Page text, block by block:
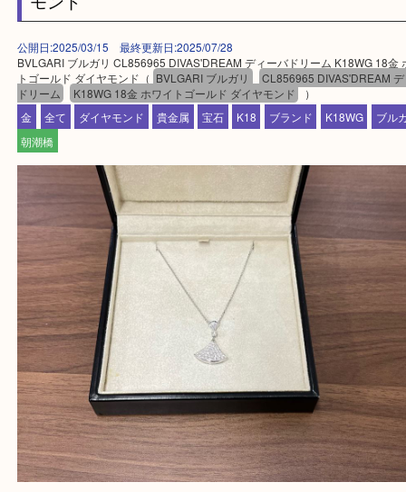
かった！と思っていただけるよう精一杯のご案内さ
だきます。
従業員一同ご来店心からお待ちしております。
Facebook
Twitter
Line
BVLGARI ブルガリ CL856965 DIVAS'DREAM
バドリーム K18WG 18金 ホワイトゴールド
モンド
公開日:2025/03/15 最終更新日:2025/07/28
BVLGARI ブルガリ CL856965 DIVAS'DREAM ディーバドリーム K18WG
トゴールド ダイヤモンド（ BVLGARI ブルガリ CL856965
ドリーム K18WG 18金 ホワイトゴールド ダイヤモンド
）
金
全て ダイヤモンド 貴金属 宝石 K18 ブランド K18WG
朝潮橋